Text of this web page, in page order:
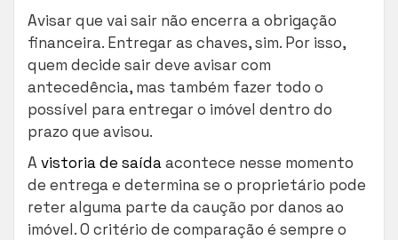
Avisar que vai sair não encerra a obrigação
financeira. Entregar as chaves, sim. Por isso,
quem decide sair deve avisar com
antecedência, mas também fazer todo o
possível para entregar o imóvel dentro do
prazo que avisou.
Avistoria de saídaacontece nesse momento
de entrega e determina se o proprietário pode
reter alguma parte da caução por danos ao
imóvel. O critério de comparação é sempre o